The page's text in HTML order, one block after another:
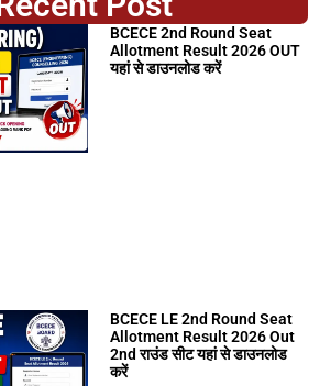
BCECE 2nd Round Seat
Allotment Result 2026 OUT
यहां से डाउनलोड करें
BCECE LE 2nd Round Seat
Allotment Result 2026 Out
2nd राउंड सीट यहां से डाउनलोड
करें